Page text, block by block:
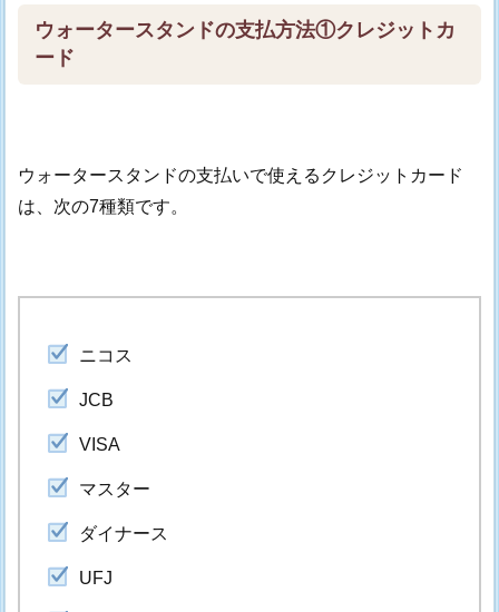
ウォータースタンドの支払方法①クレジットカ
ード
ウォータースタンドの支払いで使えるクレジットカード
は、次の7種類です。
ニコス
JCB
VISA
マスター
ダイナース
UFJ